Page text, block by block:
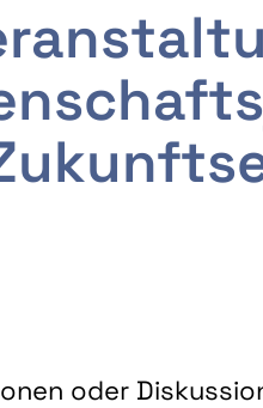
oder